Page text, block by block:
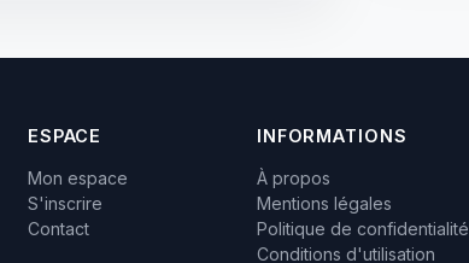
ESPACE
Mon espace
S'inscrire
Contact
INFORMATIONS
À propos
Mentions légales
Politique de confidentialité
Conditions d'utilisation